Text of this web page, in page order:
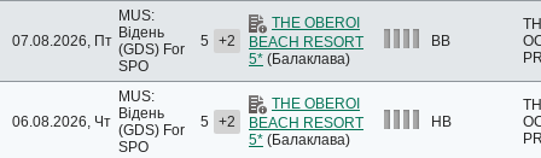
07.08.2026, Пт
MUS:
Відень
(GDS) For
SPO
5 +2
THE OBEROI
BEACH RESORT
5* (Балаклава)
BB
06.08.2026, Чт
MUS:
Відень
(GDS) For
SPO
5 +2
THE OBEROI
BEACH RESORT
5* (Балаклава)
HB